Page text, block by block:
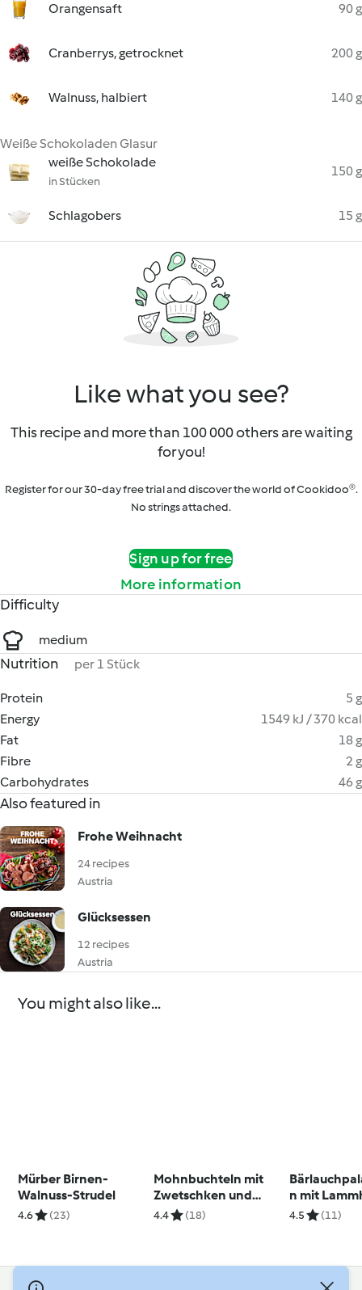
Orangensaft 90 g
Cranberrys, getrocknet 200 g
Walnuss, halbiert 140 g
Weiße Schokoladen Glasur
weiße Schokolade
in Stücken
150 g
Schlagobers 15 g
Like what you see?
This recipe and more than 100 000 others are waiting
for you!
Register for our 30-day free trial and discover the world of Cookidoo®.
No strings attached.
Sign up for free
More information
Difficulty
medium
Nutrition per 1 Stück
Protein
5 g
Energy
1549 kJ / 370 kcal
Fat
18 g
Fibre
2 g
Carbohydrates
46 g
Also featured in
Frohe Weihnacht
24 recipes
Austria
Glücksessen
12 recipes
Austria
You might also like...
Mürber Birnen-
Walnuss-Strudel
4.6 (23)
Mohnbuchteln mit
Zwetschken und
Rum-Vanille-Sauce
4.4 (18)
n mit
und
4.5 (11)